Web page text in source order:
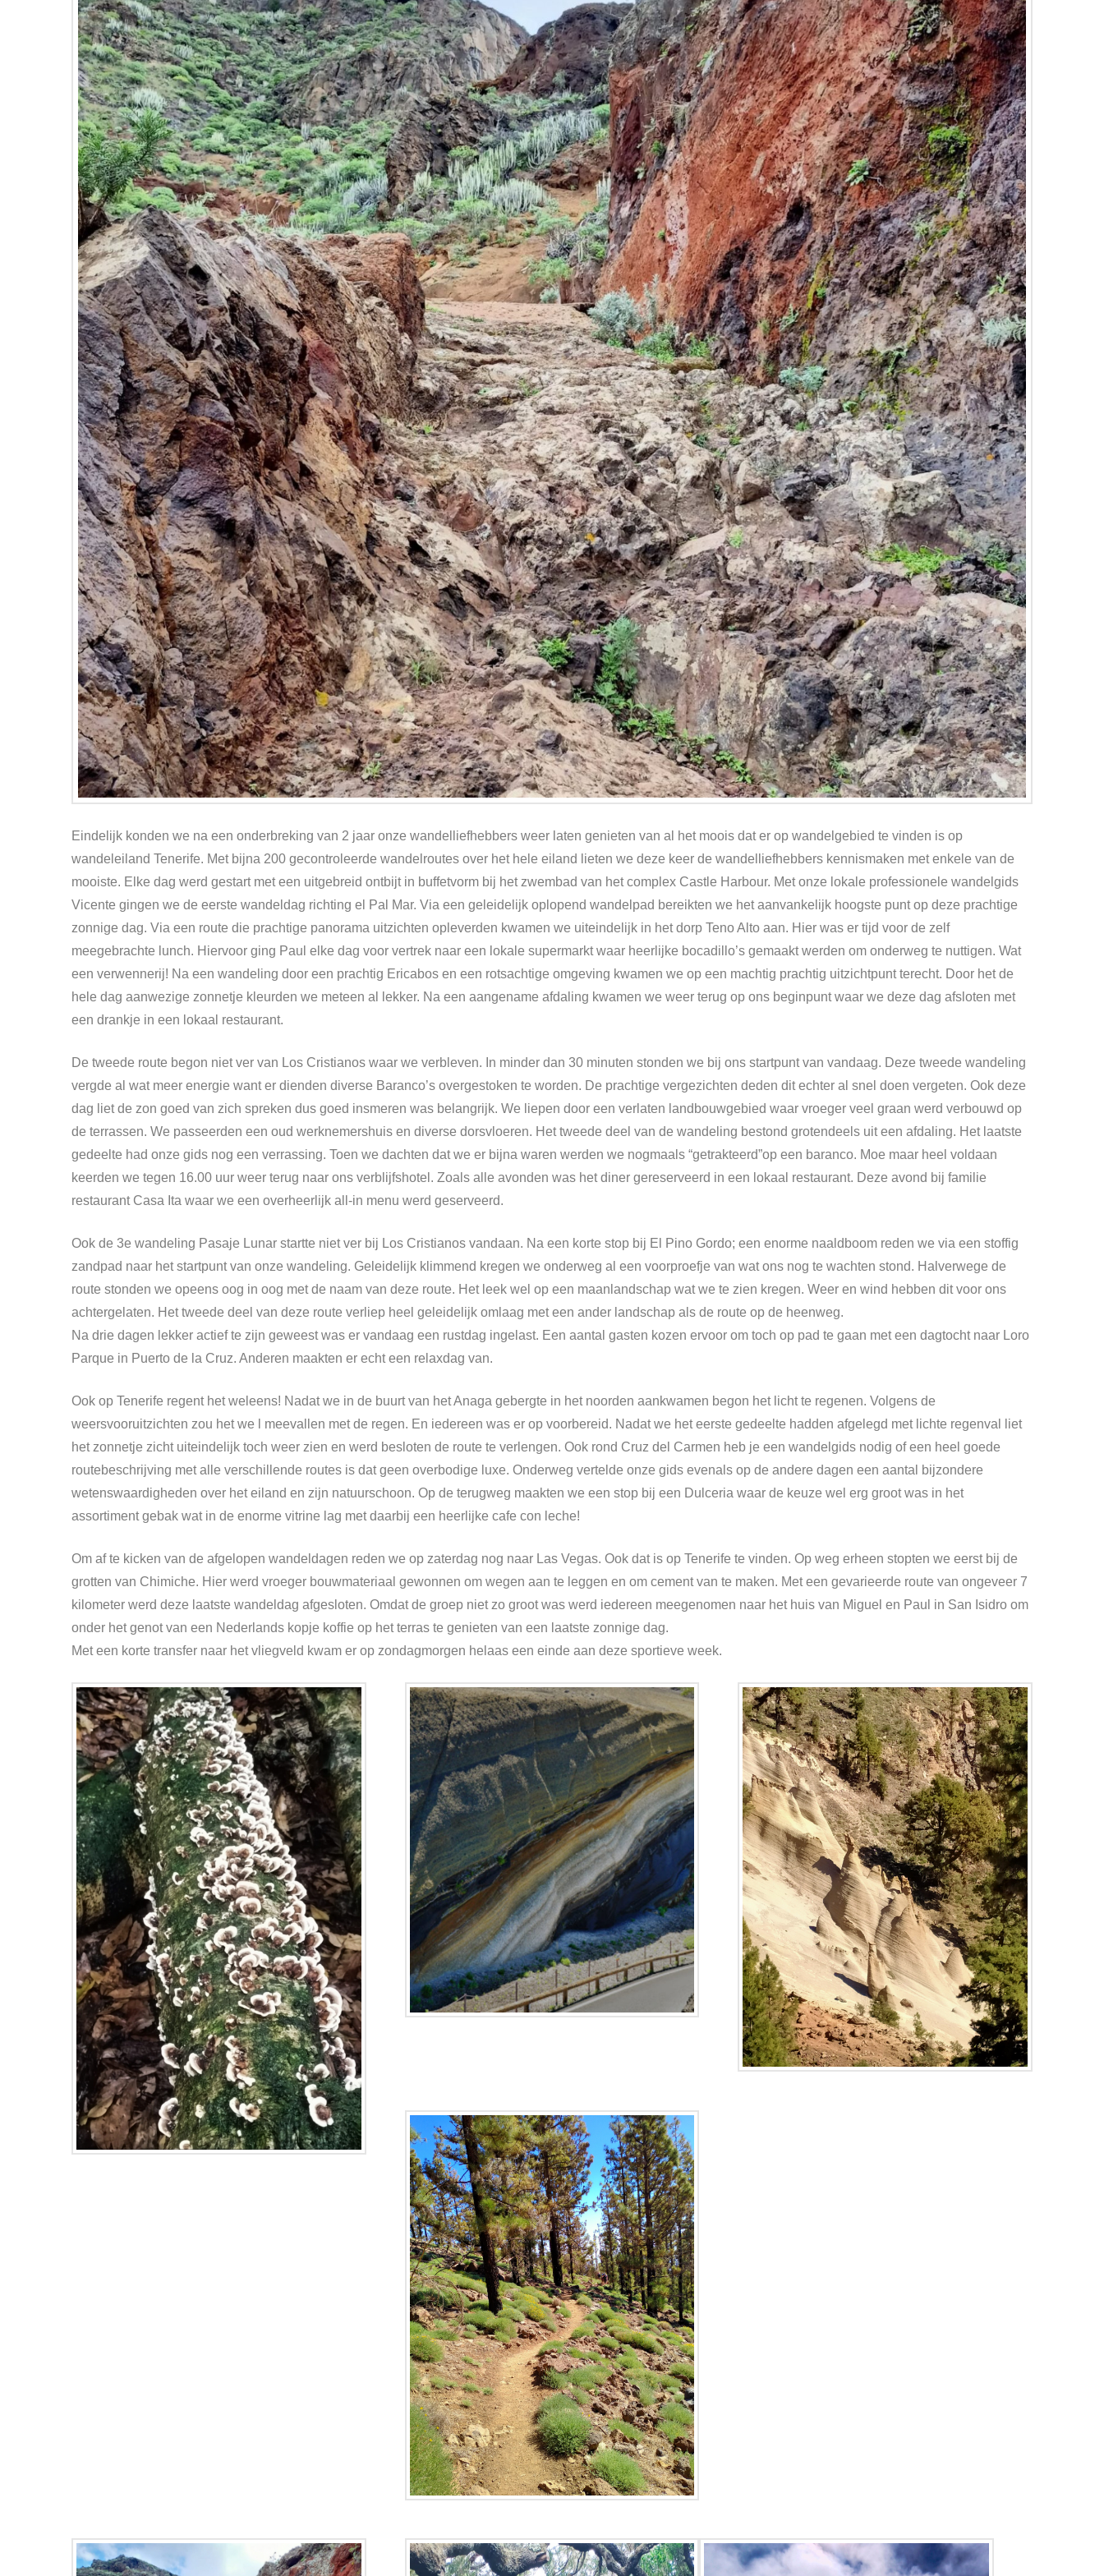
Eindelijk konden we na een onderbreking van 2 jaar onze wandelliefhebbers weer laten genieten van al het moois dat er op wandelgebied te vinden is op
wandeleiland Tenerife. Met bijna 200 gecontroleerde wandelroutes over het hele eiland lieten we deze keer de wandelliefhebbers kennismaken met enkele van de
mooiste. Elke dag werd gestart met een uitgebreid ontbijt in buffetvorm bij het zwembad van het complex Castle Harbour. Met onze lokale professionele wandelgids
Vicente gingen we de eerste wandeldag richting el Pal Mar. Via een geleidelijk oplopend wandelpad bereikten we het aanvankelijk hoogste punt op deze prachtige
zonnige dag. Via een route die prachtige panorama uitzichten opleverden kwamen we uiteindelijk in het dorp Teno Alto aan. Hier was er tijd voor de zelf
meegebrachte lunch. Hiervoor ging Paul elke dag voor vertrek naar een lokale supermarkt waar heerlijke bocadillo’s gemaakt werden om onderweg te nuttigen. Wat
een verwennerij! Na een wandeling door een prachtig Ericabos en een rotsachtige omgeving kwamen we op een machtig prachtig uitzichtpunt terecht. Door het de
hele dag aanwezige zonnetje kleurden we meteen al lekker. Na een aangename afdaling kwamen we weer terug op ons beginpunt waar we deze dag afsloten met
een drankje in een lokaal restaurant.
De tweede route begon niet ver van Los Cristianos waar we verbleven. In minder dan 30 minuten stonden we bij ons startpunt van vandaag. Deze tweede wandeling
vergde al wat meer energie want er dienden diverse Baranco’s overgestoken te worden. De prachtige vergezichten deden dit echter al snel doen vergeten. Ook deze
dag liet de zon goed van zich spreken dus goed insmeren was belangrijk. We liepen door een verlaten landbouwgebied waar vroeger veel graan werd verbouwd op
de terrassen. We passeerden een oud werknemershuis en diverse dorsvloeren. Het tweede deel van de wandeling bestond grotendeels uit een afdaling. Het laatste
gedeelte had onze gids nog een verrassing. Toen we dachten dat we er bijna waren werden we nogmaals “getrakteerd”op een baranco. Moe maar heel voldaan
keerden we tegen 16.00 uur weer terug naar ons verblijfshotel. Zoals alle avonden was het diner gereserveerd in een lokaal restaurant. Deze avond bij familie
restaurant Casa Ita waar we een overheerlijk all-in menu werd geserveerd.
Ook de 3e wandeling Pasaje Lunar startte niet ver bij Los Cristianos vandaan. Na een korte stop bij El Pino Gordo; een enorme naaldboom reden we via een stoffig
zandpad naar het startpunt van onze wandeling. Geleidelijk klimmend kregen we onderweg al een voorproefje van wat ons nog te wachten stond. Halverwege de
route stonden we opeens oog in oog met de naam van deze route. Het leek wel op een maanlandschap wat we te zien kregen. Weer en wind hebben dit voor ons
achtergelaten. Het tweede deel van deze route verliep heel geleidelijk omlaag met een ander landschap als de route op de heenweg.
Na drie dagen lekker actief te zijn geweest was er vandaag een rustdag ingelast. Een aantal gasten kozen ervoor om toch op pad te gaan met een dagtocht naar Loro
Parque in Puerto de la Cruz. Anderen maakten er echt een relaxdag van.
Ook op Tenerife regent het weleens! Nadat we in de buurt van het Anaga gebergte in het noorden aankwamen begon het licht te regenen. Volgens de
weersvooruitzichten zou het we l meevallen met de regen. En iedereen was er op voorbereid. Nadat we het eerste gedeelte hadden afgelegd met lichte regenval liet
het zonnetje zicht uiteindelijk toch weer zien en werd besloten de route te verlengen. Ook rond Cruz del Carmen heb je een wandelgids nodig of een heel goede
routebeschrijving met alle verschillende routes is dat geen overbodige luxe. Onderweg vertelde onze gids evenals op de andere dagen een aantal bijzondere
wetenswaardigheden over het eiland en zijn natuurschoon. Op de terugweg maakten we een stop bij een Dulceria waar de keuze wel erg groot was in het
assortiment gebak wat in de enorme vitrine lag met daarbij een heerlijke cafe con leche!
Om af te kicken van de afgelopen wandeldagen reden we op zaterdag nog naar Las Vegas. Ook dat is op Tenerife te vinden. Op weg erheen stopten we eerst bij de
grotten van Chimiche. Hier werd vroeger bouwmateriaal gewonnen om wegen aan te leggen en om cement van te maken. Met een gevarieerde route van ongeveer 7
kilometer werd deze laatste wandeldag afgesloten. Omdat de groep niet zo groot was werd iedereen meegenomen naar het huis van Miguel en Paul in San Isidro om
onder het genot van een Nederlands kopje koffie op het terras te genieten van een laatste zonnige dag.
Met een korte transfer naar het vliegveld kwam er op zondagmorgen helaas een einde aan deze sportieve week.